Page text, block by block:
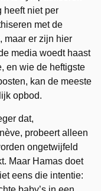
heeft niet per
met de
maar er zijn hier
media woedt haast
en wie de heftigste
kan de meeste
opbod.
dat,
probeert alleen
ongetwijfeld
Maar Hamas doet
eens die intentie: